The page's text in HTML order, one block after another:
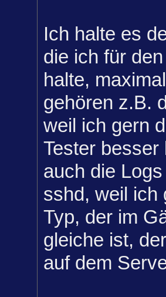
Ich halte es
die ich für
halte,
gehören z.B.
weil ich gern
Tester
auch die
sshd, weil ich
Typ, der im
gleiche ist,
auf dem